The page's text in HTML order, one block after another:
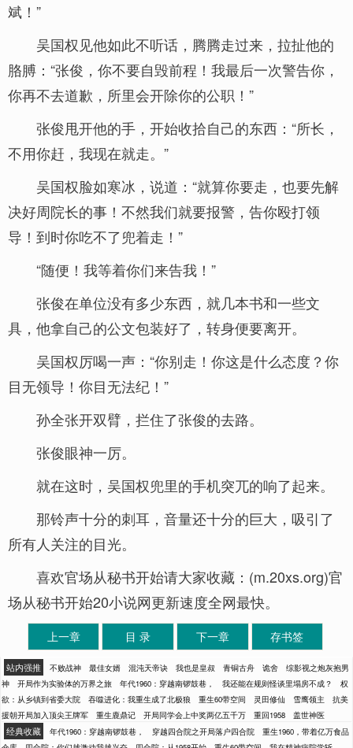
斌！”
吴国权见他如此不听话，腾腾走过来，拉扯他的
胳膊：“张俊，你不要自毁前程！我最后一次警告你，
你再不去道歉，所里会开除你的公职！”
张俊甩开他的手，开始收拾自己的东西：“所长，
不用你赶，我现在就走。”
吴国权脸如寒冰，说道：“就算你要走，也要先解
决好周院长的事！不然我们就要报警，告你殴打领
导！到时你吃不了兜着走！”
“随便！我等着你们来告我！”
张俊在单位没有多少东西，就几本书和一些文
具，他拿自己的公文包装好了，转身便要离开。
吴国权厉喝一声：“你别走！你这是什么态度？你
目无领导！你目无法纪！”
孙全张开双臂，拦住了张俊的去路。
张俊眼神一厉。
就在这时，吴国权兜里的手机突兀的响了起来。
那铃声十分的刺耳，音量还十分的巨大，吸引了
所有人关注的目光。
喜欢官场从秘书开始请大家收藏：(m.20xs.org)官
场从秘书开始20小说网更新速度全网最快。
上一章 目 录 下一章 存书签
站内强推 不败战神 最佳女婿 混沌天帝诀 我也是皇叔 青铜古舟 诡舍
综影视之炮灰抱男
神
开局作为实验体的万界之旅 年代1960：穿越南锣鼓巷， 我还能在规则怪谈里塌房不成？
权
欲：从乡镇到省委大院
吞噬进化：我重生成了北极狼 重生60带空间 灵田修仙 雪鹰领主
抗美
援朝开局加入顶尖王牌军
重生鹿鼎记 开局同学会上中奖两亿五千万 重回1958 盖世神医
经典收藏 年代1960：穿越南锣鼓巷， 穿越四合院之开局落户四合院
重生1960，带着亿万食品